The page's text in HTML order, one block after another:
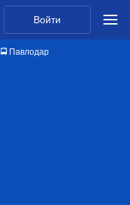
Войти
🚍 Павлодар